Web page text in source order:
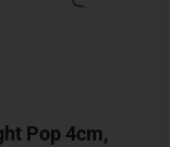
Pop 4cm,